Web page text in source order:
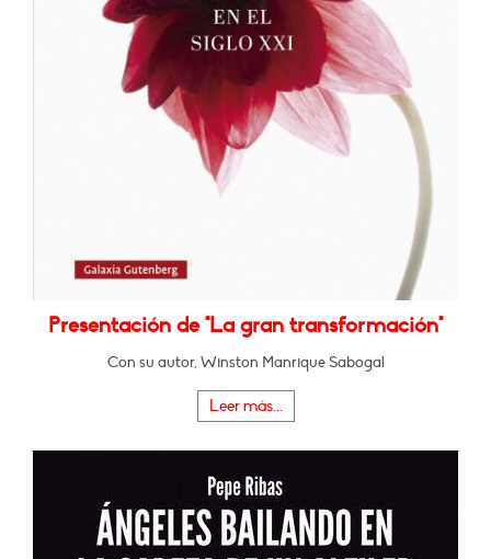
Presentación de "La gran transformación"
Con su autor, Winston Manrique Sabogal
Leer más...